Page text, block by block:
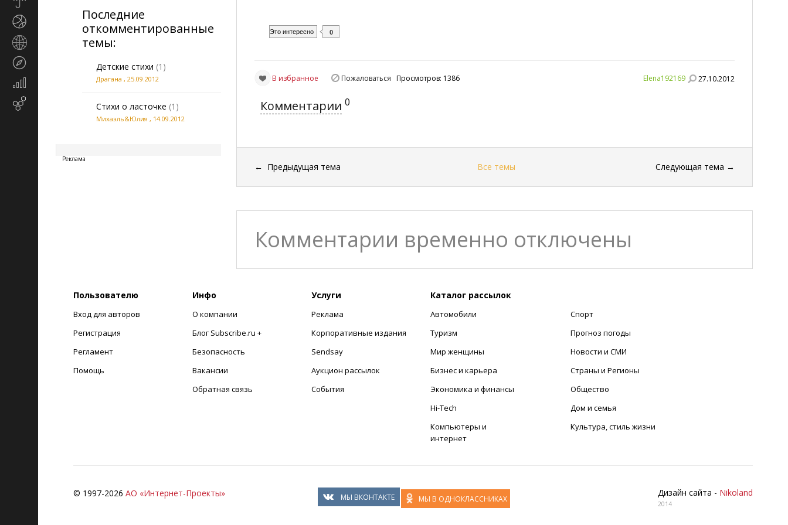
Последние
откомментированные
темы:
Детские стихи (1)
Драгана , 25.09.2012
Стихи о ласточке (1)
Михаэль&Юлия , 14.09.2012
Реклама
Это интересно 0
Elena192169 27.10.2012
В избранное Пожаловаться Просмотров: 1386
Комментарии 0
← Предыдущая тема Все темы Следующая тема →
Комментарии временно отключены
Пользователю
Вход для авторов
Регистрация
Регламент
Помощь
Инфо
О компании
Блог Subscribe.ru +
Безопасность
Вакансии
Обратная связь
Услуги
Реклама
Корпоративные издания
Sendsay
Аукцион рассылок
События
Каталог рассылок
Автомобили
Туризм
Мир женщины
Бизнес и карьера
Экономика и финансы
Hi-Tech
Компьютеры и
интернет
Спорт
Прогноз погоды
Новости и СМИ
Страны и Регионы
Общество
Дом и семья
Культура, стиль жизни
© 1997-2026 АО «Интернет-Проекты» Дизайн сайта - Nikoland
2014
МЫ ВКОНТАКТЕ МЫ В ОДНОКЛАССНИКАХ